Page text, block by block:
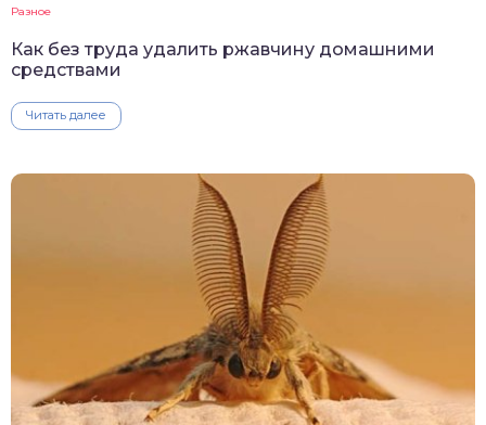
Разное
Как без труда удалить ржавчину домашними
средствами
Читать далее